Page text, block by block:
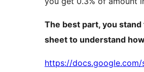
The best part, you
sheet to understand
https://docs.google.com/